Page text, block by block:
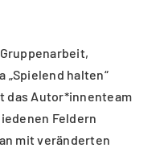
„Spielend halten“
das Autor*innenteam
Feldern
mit veränderten